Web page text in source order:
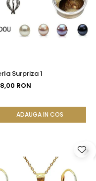
Surpriza 1
RON
ADAUGA IN COS